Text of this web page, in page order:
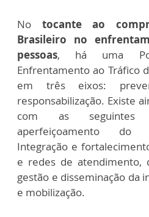
No tocante ao
Brasileiro no
pessoas, há uma
Enfrentamento ao Tráfico
em três eixos:
responsabilização. Existe
com as seguintes
aperfeiçoamento do
Integração e
e redes de atendimento,
gestão e disseminação da
e mobilização.